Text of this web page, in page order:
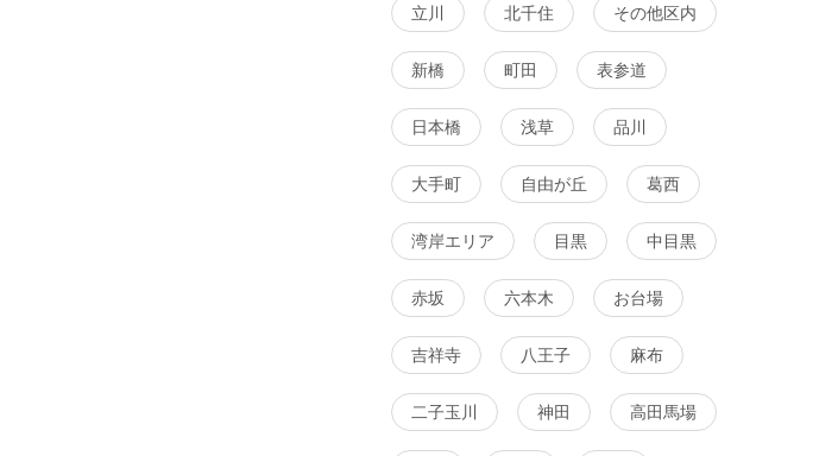
立川 北千住 その他区内
新橋 町田 表参道
日本橋 浅草 品川
大手町 自由が丘 葛西
湾岸エリア 目黒 中目黒
赤坂 六本木 お台場
吉祥寺 八王子 麻布
二子玉川 神田 高田馬場